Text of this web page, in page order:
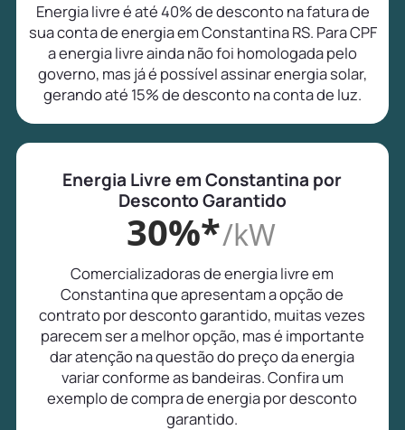
Energia livre é até 40% de desconto na fatura de
sua conta de energia em Constantina RS. Para CPF
a energia livre ainda não foi homologada pelo
governo, mas já é possível assinar energia solar,
gerando até 15% de desconto na conta de luz.
Energia Livre em Constantina por
Desconto Garantido
30%*/kW
Comercializadoras de energia livre em
Constantina que apresentam a opção de
contrato por desconto garantido, muitas vezes
parecem ser a melhor opção, mas é importante
dar atenção na questão do preço da energia
variar conforme as bandeiras. Confira um
exemplo de compra de energia por desconto
garantido.